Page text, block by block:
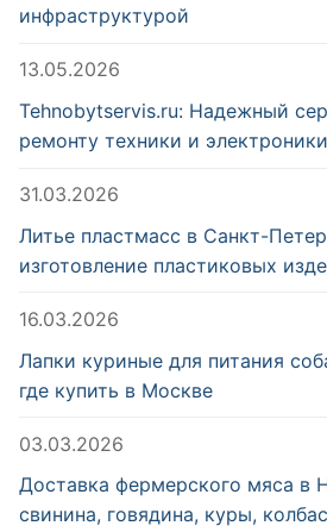
инфраструктурой
13.05.2026
Tehnobytservis.ru: Надежный
ремонту техники и
31.03.2026
Литье пластмасс в Санкт-
изготовление пластиковых
16.03.2026
Лапки куриные для питания
где купить в Москве
03.03.2026
Доставка фермерского мяса в
свинина, говядина, куры,